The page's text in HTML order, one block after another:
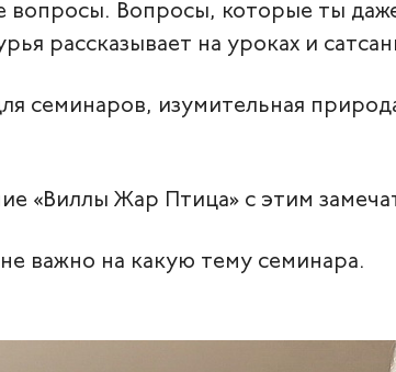
вопросы. Вопросы, которые ты
рассказывает на уроках и
семинаров, изумительная
«Виллы Жар Птица» с этим
важно на какую тему семинара.